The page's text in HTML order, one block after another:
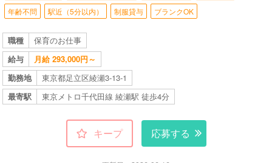
年齢不問
駅近（5分以内） 制服貸与 ブランクOK
職種
保育のお仕事
給与
月給 293,000円～
勤務地
東京都足立区綾瀬3-13-1
最寄駅
東京メトロ千代田線 綾瀬駅 徒歩4分
キープ 応募する